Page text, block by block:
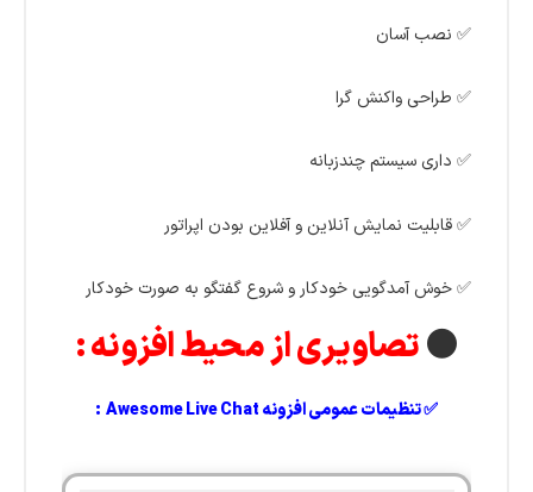
✅ نصب آسان
✅ طراحی واکنش گرا
✅ داری سیستم چندزبانه
✅ قابلیت نمایش آنلاین و آفلاین بودن اپراتور
✅ خوش آمدگویی خودکار و شروع گفتگو به صورت خودکار
⚫تصاویری از محیط افزونه :
✅ تنظیمات عمومی افزونه Awesome Live Chat :